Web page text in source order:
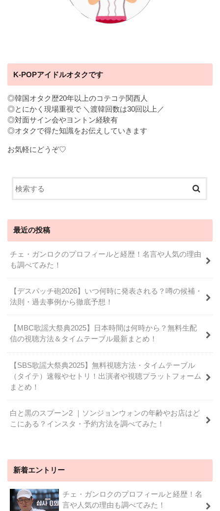
K-POPアイドルオタクです
◎韓国オタク歴20年以上のコテコテ関西人
◎とにかく現場重視で ＼渡韓回数は30回以上／
◎対面サイン会やヨントン経験有
◎オタクで得た知識をお伝えしていきます
お気軽にどうぞ♡
最近の投稿
チェ・ガンロクのプロフィールと経歴！名言や人気の理由
も調べてみた！
【デスパッチ砲2026】いつ何時に発表される？噂の候補・
法則・過去事例から徹底予想！
【MBC歌謡大祭典2025】日本時間は何時から？無料生配
信の視聴方法＆タイムテーブル最新まとめ！
【SBS歌謡大祭典2025】無料視聴方法・タイムテーブル
（タイテ）速報やセトリ！出演者や視聴プラットフォーム
まとめ！
白と黒のスプーン2 ｜ソンジョンウォンの年齢やお店はど
こにある？インスタ・予約方法を調べてみた！
新着エントリー
チェ・ガンロクのプロフィールと経歴！名
言や人気の理由も調べてみた！